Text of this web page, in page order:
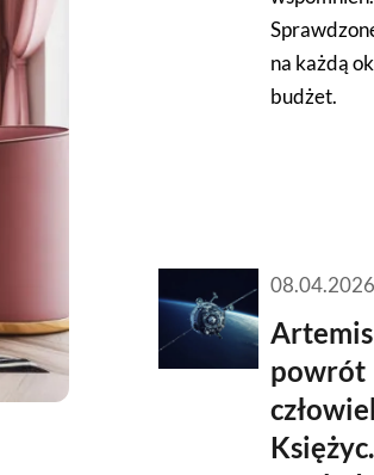
na każdą
budżet.
08.04.2026
powrót